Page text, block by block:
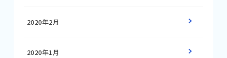
2020年2月
2020年1月